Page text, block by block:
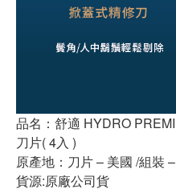
品名：舒適 HYDRO
刀片( 4入 )
原產地：刀片 – 美國 /組裝
貨源:原廠公司貨